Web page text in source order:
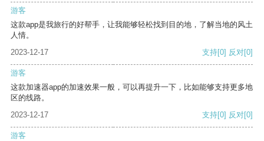
游客
这款app是我旅行的好帮手，让我能够轻松找到目的地，了解当地的风土
人情。
2023-12-17
支持[0] 反对[0]
游客
这款加速器app的加速效果一般，可以再提升一下，比如能够支持更多地
区的线路。
2023-12-17
支持[0] 反对[0]
游客